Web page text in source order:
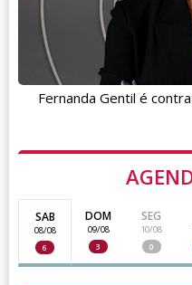
SAB
08/08
6
DOM
09/08
3
SEG
10/08
0
Fernanda Gentil é